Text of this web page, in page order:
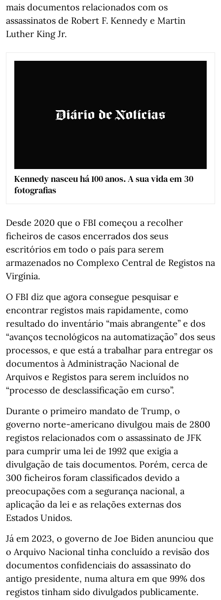
mais documentos relacionados com os
assassinatos de Robert F. Kennedy e Martin
Luther King Jr.
Kennedy nasceu há 100 anos. A sua vida em 30
fotografias
Desde 2020 que o FBI começou a recolher
ficheiros de casos encerrados dos seus
escritórios em todo o país para serem
armazenados no Complexo Central de Registos na
Virgínia.
O FBI diz que agora consegue pesquisar e
encontrar registos mais rapidamente, como
resultado do inventário “mais abrangente” e dos
“avanços tecnológicos na automatização” dos seus
processos, e que está a trabalhar para entregar os
documentos à Administração Nacional de
Arquivos e Registos para serem incluídos no
“processo de desclassificação em curso”.
Durante o primeiro mandato de Trump, o
governo norte-americano divulgou mais de 2800
registos relacionados com o assassinato de JFK
para cumprir uma lei de 1992 que exigia a
divulgação de tais documentos. Porém, cerca de
300 ficheiros foram classificados devido a
preocupações com a segurança nacional, a
aplicação da lei e as relações externas dos
Estados Unidos.
Já em 2023, o governo de Joe Biden anunciou que
o Arquivo Nacional tinha concluído a revisão dos
documentos confidenciais do assassinato do
antigo presidente, numa altura em que 99% dos
registos tinham sido divulgados publicamente.